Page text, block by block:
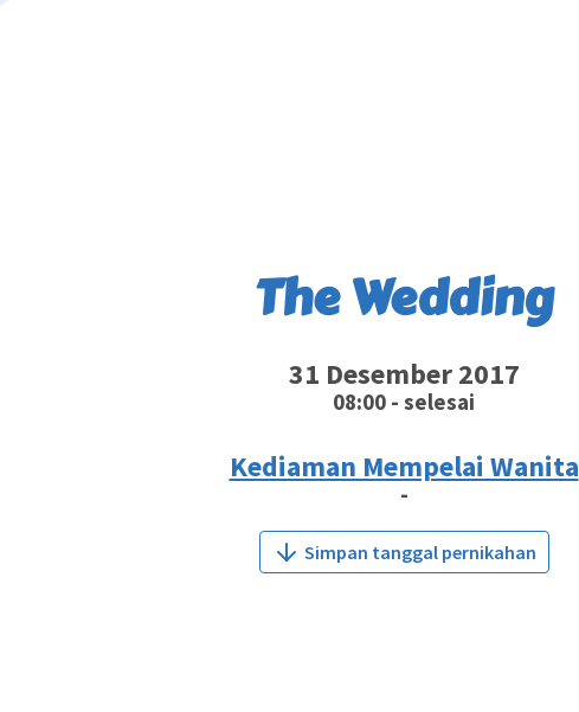
The Wedding
31 Desember 2017
08:00 - selesai
Kediaman Mempelai Wanita
-
Simpan tanggal pernikahan